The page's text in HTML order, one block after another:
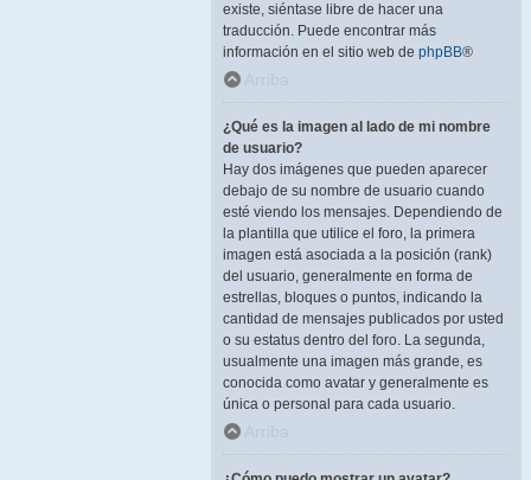
existe, siéntase libre de hacer una
traducción. Puede encontrar más
información en el sitio web de phpBB®
Arriba
¿Qué es la imagen al lado de mi nombre
de usuario?
Hay dos imágenes que pueden aparecer
debajo de su nombre de usuario cuando
esté viendo los mensajes. Dependiendo de
la plantilla que utilice el foro, la primera
imagen está asociada a la posición (rank)
del usuario, generalmente en forma de
estrellas, bloques o puntos, indicando la
cantidad de mensajes publicados por usted
o su estatus dentro del foro. La segunda,
usualmente una imagen más grande, es
conocida como avatar y generalmente es
única o personal para cada usuario.
Arriba